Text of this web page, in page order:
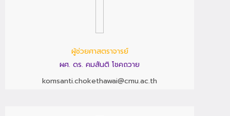
ผู้ช่วยศาสตราจารย์
ผศ. ดร. คมสันติ โชคถวาย
komsanti.chokethawai@cmu.ac.th